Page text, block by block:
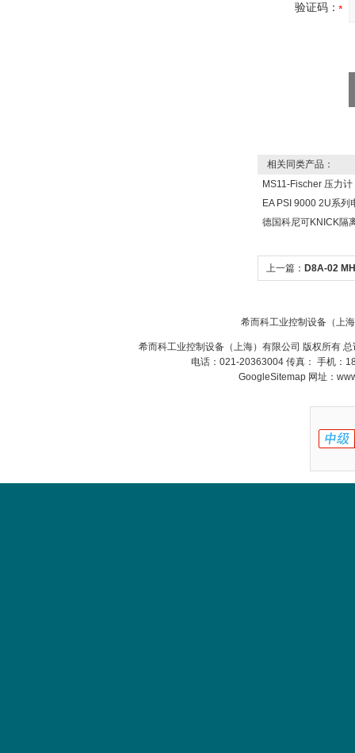
验证码：
相关同类产品：
MS11-Fischer 压力
EA PSI 9000 2U系列
德国科尼可KNICK隔
上一篇： D8A-02
希而科工业控制设备（上
希而科工业控制设备（上海）有限公司 版权所有
电话：021-20363004 传真： 手机：
GoogleSitemap网址：